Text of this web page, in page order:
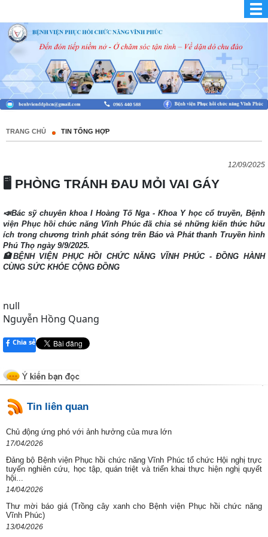
TRANG CHỦ TIN TỔNG HỢP
12/09/2025
🖥 PHÒNG TRÁNH ĐAU MỎI VAI GÁY
📣Bác sỹ chuyên khoa I Hoàng Tố Nga - Khoa Y học cổ truyền, Bệnh
viện Phục hồi chức năng Vĩnh Phúc đã chia sẻ những kiến thức hữu
ích trong chương trình phát sóng trên Báo và Phát thanh Truyền hình
Phú Thọ ngày 9/9/2025.
🏥BỆNH VIỆN PHỤC HỒI CHỨC NĂNG VĨNH PHÚC - ĐỒNG HÀNH
CÙNG SỨC KHỎE CỘNG ĐỒNG
null
Nguyễn Hồng Quang
Chia sẻ
Tin liên quan
Chủ động ứng phó với ảnh hưởng của mưa lớn
17/04/2026
Đảng bộ Bệnh viện Phục hồi chức năng Vĩnh Phúc tổ chức Hội nghị trực
tuyến nghiên cứu, học tập, quán triệt và triển khai thực hiện nghị quyết
hội...
14/04/2026
Thư mời báo giá (Trồng cây xanh cho Bệnh viện Phục hồi chức năng
Vĩnh Phúc)
13/04/2026